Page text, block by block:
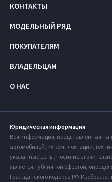
КОНТАКТЫ
МОДЕЛЬНЫЙ РЯД
ПОКУПАТЕЛЯМ
ВЛАДЕЛЬЦАМ
О НАС
Юридическая информация
Вся информация, представленная
автомобилей, их комплектации,
указанные цены, носит
является публичной офертой,
Гражданского кодекса РФ.